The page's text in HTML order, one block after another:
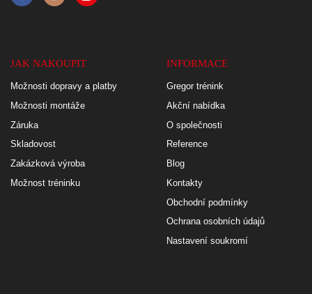
JAK NAKOUPIT
Možnosti dopravy a platby
Možnosti montáže
Záruka
Skladovost
Zakázková výroba
Možnost tréninku
INFORMACE
Gregor trénink
Akční nabídka
O společnosti
Reference
Blog
Kontakty
Obchodní podmínky
Ochrana osobních údajů
Nastavení soukromí